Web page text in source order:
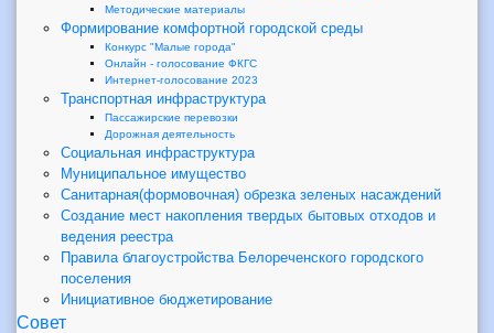
Методические материалы
Формирование комфортной городской среды
Конкурс "Малые города"
Онлайн - голосование ФКГС
Интернет-голосование 2023
Транспортная инфраструктура
Пассажирские перевозки
Дорожная деятельность
Социальная инфраструктура
Муниципальное имущество
Санитарная(формовочная) обрезка зеленых насаждений
Создание мест накопления твердых бытовых отходов и
ведения реестра
Правила благоустройства Белореченского городского
поселения
Инициативное бюджетирование
Совет